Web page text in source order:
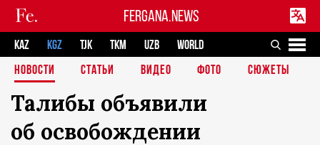
FERGANA.NEWS
KAZ KGZ TJK TKM UZB
WORLD
НОВОСТИ
СТАТЬИ ВИДЕО ФОТО СЮЖЕТЫ
Талибы объявили
об освобождении